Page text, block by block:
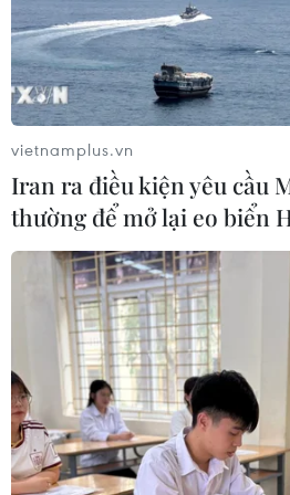
07/08/2026 04:29
Chính sách nhà ở của nước
Góc tham chiếu cho Việt Nam
07/08/2026 04:08
Bỉ tìm ra hướng đi mới trong
ung thư gan di căn
07/08/2026 04:05
Nga thoái vốn nhà nước khỏi
Quốc tế Sheremetyevo
07/08/2026 00:22
vietnamplus.vn
Iran ra điều kiện yêu cầu
thường để mở lại eo biển